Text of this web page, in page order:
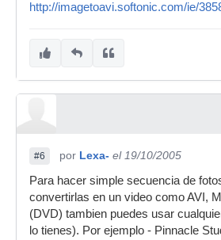
http://imagetoavi.softonic.com/ie/
#6 por Lexa- el 19/10/2005
Para hacer simple secuencia de
convertirlas en un video como AVI,
(DVD) tambien puedes usar
lo tienes). Por ejemplo - Pinnacle